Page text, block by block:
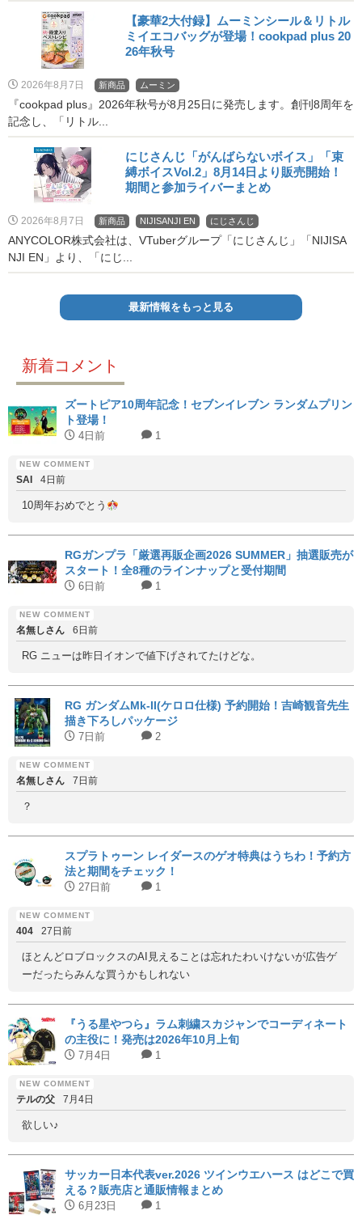
【豪華2大付録】ムーミンシール＆リトル
ミイエコバッグが登場！cookpad plus 20
26年秋号
2026年8月7日 新商品 ムーミン
『cookpad plus』2026年秋号が8月25日に発売します。創刊8周年を
記念し、「リトル...
にじさんじ「がんばらないボイス」「束
縛ボイスVol.2」8月14日より販売開始！
期間と参加ライバーまとめ
2026年8月7日 新商品 NIJISANJI EN にじさんじ
ANYCOLOR株式会社は、VTuberグループ「にじさんじ」「NIJISA
NJI EN」より、「にじ...
最新情報をもっと見る
新着コメント
ズートピア10周年記念！セブンイレブン ランダムプリン
ト登場！
4日前 1
SAI 4日前
10周年おめでとう
RGガンプラ「厳選再販企画2026 SUMMER」抽選販売が
スタート！全8種のラインナップと受付期間
6日前 1
名無しさん 6日前
RG ニューは昨日イオンで値下げされてたけどな。
RG ガンダムMk-II(ケロロ仕様) 予約開始！吉崎観音先生
描き下ろしパッケージ
7日前 2
名無しさん 7日前
？
スプラトゥーン レイダースのゲオ特典はうちわ！予約方
法と期間をチェック！
27日前 1
404 27日前
ほとんどロブロックスのAI見えることは忘れたわいけないが広告ゲ
ーだったらみんな買うかもしれない
『うる星やつら』ラム刺繍スカジャンでコーディネート
の主役に！発売は2026年10月上旬
7月4日 1
テルの父 7月4日
欲しい♪
サッカー日本代表ver.2026 ツインウエハース はどこで買
える？販売店と通販情報まとめ
6月23日 1